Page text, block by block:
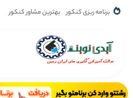
برنامه ریزی کنکور بهترین مشاور کنکور